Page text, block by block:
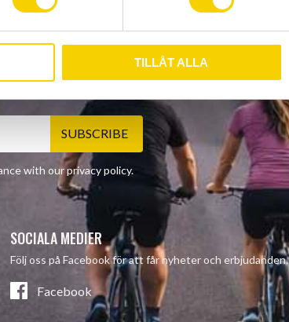
TILLÅT ALLA
SUBSCRIBE
with ourprivacy policy.
SOCIALA MEDIER
Följ oss på Facebook för att får nyheter och erbjudanden.
Facebook